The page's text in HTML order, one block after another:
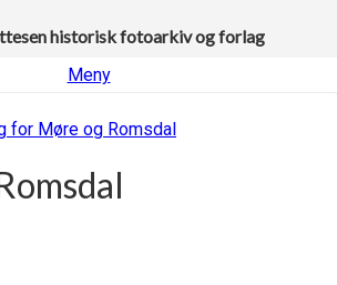
historisk fotoarkiv og forlag
Meny
for Møre og Romsdal